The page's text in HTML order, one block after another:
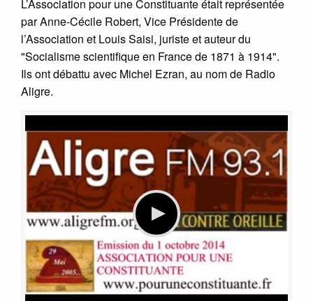
L’Association pour une Constituante était représentée
par Anne-Cécile Robert, Vice Présidente de
l’Association et Louis Saisi, juriste et auteur du
"Socialisme scientifique en France de 1871 à 1914".
Ils ont débattu avec Michel Ezran, au nom de Radio
Aligre.